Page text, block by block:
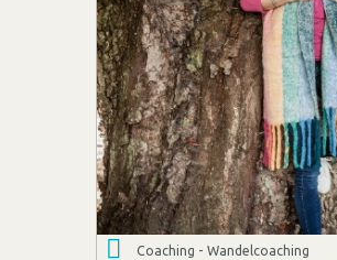
Coaching - Wandelcoaching